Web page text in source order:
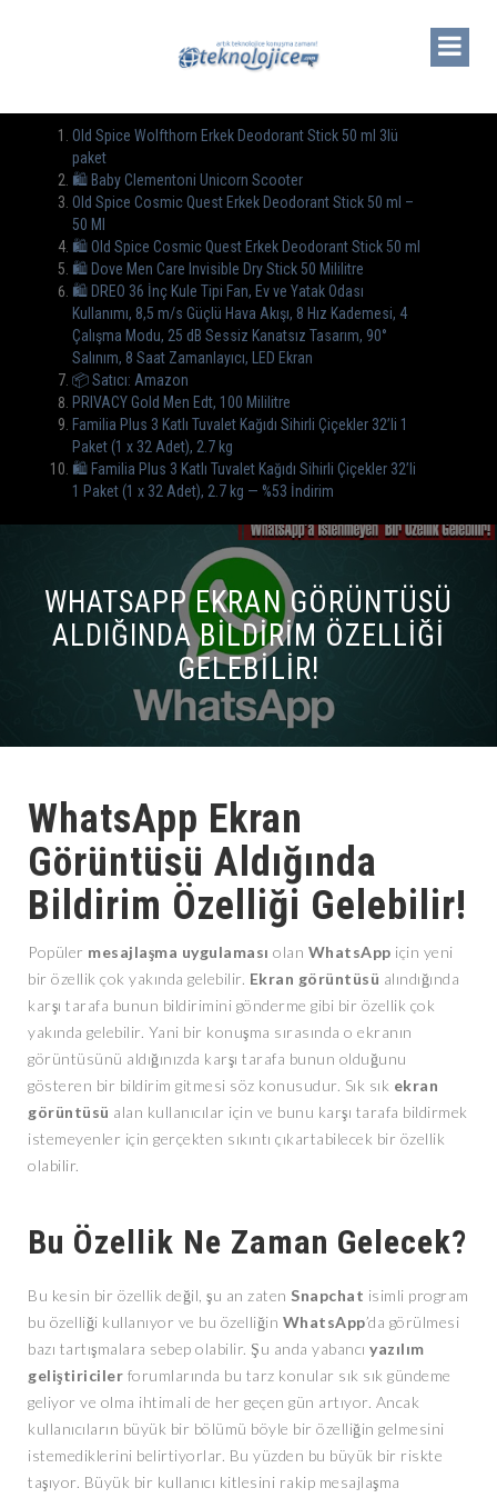
Old Spice Wolfthorn Erkek Deodorant Stick 50 ml 3lü
paket
🛍 Baby Clementoni Unicorn Scooter
Old Spice Cosmic Quest Erkek Deodorant Stick 50 ml –
50 Ml
🛍️ Old Spice Cosmic Quest Erkek Deodorant Stick 50 ml
🛍️ Dove Men Care Invisible Dry Stick 50 Mililitre
🛍 DREO 36 İnç Kule Tipi Fan, Ev ve Yatak Odası
Kullanımı, 8,5 m/s Güçlü Hava Akışı, 8 Hız Kademesi, 4
Çalışma Modu, 25 dB Sessiz Kanatsız Tasarım, 90°
Salınım, 8 Saat Zamanlayıcı, LED Ekran
📦 Satıcı: Amazon
PRIVACY Gold Men Edt, 100 Mililitre
Familia Plus 3 Katlı Tuvalet Kağıdı Sihirli Çiçekler 32’li 1
Paket (1 x 32 Adet), 2.7 kg
🛍️ Familia Plus 3 Katlı Tuvalet Kağıdı Sihirli Çiçekler 32’li
1 Paket (1 x 32 Adet), 2.7 kg — %53 İndirim
WHATSAPP EKRAN GÖRÜNTÜSÜ
ALDIĞINDA BILDIRIM ÖZELLIĞI
GELEBILIR!
WhatsApp Ekran
Görüntüsü Aldığında
Bildirim Özelliği Gelebilir!
Popüler mesajlaşma uygulaması olan WhatsApp için yeni
bir özellik çok yakında gelebilir. Ekran görüntüsü alındığında
karşı tarafa bunun bildirimini gönderme gibi bir özellik çok
yakında gelebilir. Yani bir konuşma sırasında o ekranın
görüntüsünü aldığınızda karşı tarafa bunun olduğunu
gösteren bir bildirim gitmesi söz konusudur. Sık sık ekran
görüntüsü alan kullanıcılar için ve bunu karşı tarafa bildirmek
istemeyenler için gerçekten sıkıntı çıkartabilecek bir özellik
olabilir.
Bu Özellik Ne Zaman Gelecek?
Bu kesin bir özellik değil, şu an zaten Snapchat isimli program
bu özelliği kullanıyor ve bu özelliğin WhatsApp’da görülmesi
bazı tartışmalara sebep olabilir. Şu anda yabancı yazılım
geliştiriciler forumlarında bu tarz konular sık sık gündeme
geliyor ve olma ihtimali de her geçen gün artıyor. Ancak
kullanıcıların büyük bir bölümü böyle bir özelliğin gelmesini
istemediklerini belirtiyorlar. Bu yüzden bu büyük bir riskte
taşıyor. Büyük bir kullanıcı kitlesini rakip mesajlaşma